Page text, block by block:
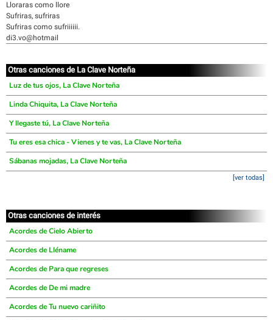
Lloraras como llore
Sufriras, sufriras
Sufriras como sufriiiiii.
di3.vo@hotmail
Otras canciones de La Clave Norteña
Luz de tus ojos, La Clave Norteña
Linda Chiquita, La Clave Norteña
Y llegaste tú, La Clave Norteña
Tu eres esa chica - Vienes y te vas, La Clave Norteña
Sábanas mojadas, La Clave Norteña
[ver todas]
Otras canciones de interés
Acordes de Cielo Abierto
Acordes de Lléname
Acordes de Para que regreses
Acordes de De mi madre
Acordes de Tu nuevo cariñito